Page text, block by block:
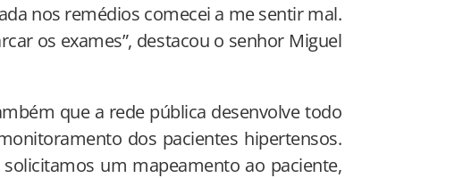
nos remédios comecei a me sentir mal.
os exames”, destacou o senhor Miguel
que a rede pública desenvolve todo
dos pacientes hipertensos.
um mapeamento ao paciente,